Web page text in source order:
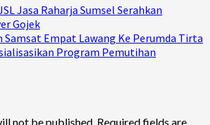
Jasa Raharja Sumsel Serahkan
Gojek
Empat Lawang Ke Perumda Tirta
Program Pemutihan
not be published. Required fields are